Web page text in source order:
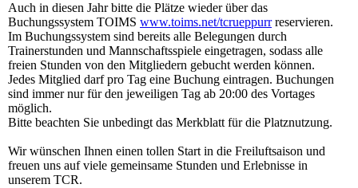
Auch in diesen Jahr bitte die Plätze wieder über das
Buchungssystem TOIMS www.toims.net/tcrueppurrreservieren.
Im Buchungssystem sind bereits alle Belegungen durch
Trainerstunden und Mannschaftsspiele eingetragen, sodass alle
freien Stunden von den Mitgliedern gebucht werden können.
Jedes Mitglied darf pro Tag eine Buchung eintragen. Buchungen
sind immer nur für den jeweiligen Tag ab 20:00 des Vortages
möglich.
Bitte beachten Sie unbedingt das Merkblatt für die Platznutzung.
Wir wünschen Ihnen einen tollen Start in die Freiluftsaison und
freuen uns auf viele gemeinsame Stunden und Erlebnisse in
unserem TCR.